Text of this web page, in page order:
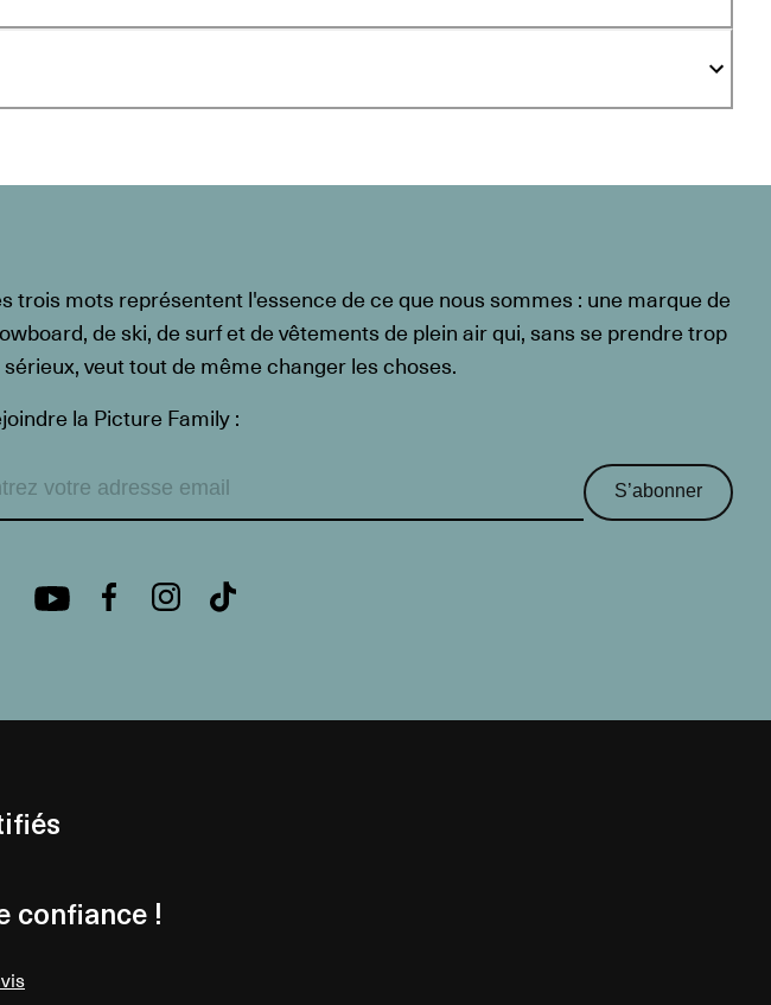
trois mots représentent l'essence de ce que nous sommes : une marque de
de ski, de surf et de vêtements de plein air qui, sans se prendre trop
veut tout de même changer les choses.
la Picture Family :
S’abonner
confiance !